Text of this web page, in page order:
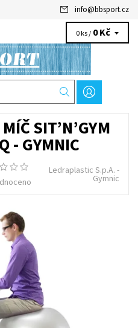
info@bbsport.cz
0 ks / 0 Kč
SIT’N’GYM
- GYMNIC
Ledraplastic S.p.A. -
Gymnic